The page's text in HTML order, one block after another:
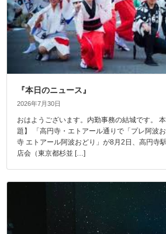
『本日のニュース』
2026年7月30日
おはようございます。内勤事務の結城です。
題】 「高円寺・エトアール通りで「プレ阿
寺 エトアール阿波おどり」が8月2日、高円寺
店会（東京都杉並 […]